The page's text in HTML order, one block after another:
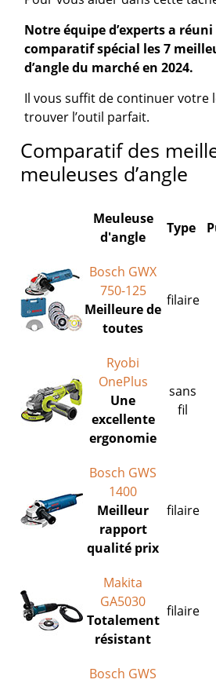
Notre équipe d’experts a réuni
comparatif spécial les 7
d’angle du marché en 2024.
Il vous suffit de continuer votre
trouver l’outil parfait.
Comparatif des
meuleuses d’angle
Meuleuse
d'angle
Type
Bosch GWX
750-125
Meilleure de
toutes
filaire
Ryobi
OnePlus
Une
excellente
ergonomie
sans
fil
Bosch GWS
1400
Meilleur
rapport
qualité prix
filaire
Makita
GA5030
Totalement
résistant
filaire
Bosch GWS